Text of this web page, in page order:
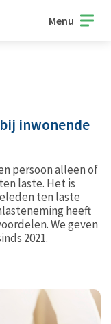
Menu
inwonende
persoon alleen of
laste. Het is
ten laste
heeft
We geven
2021.